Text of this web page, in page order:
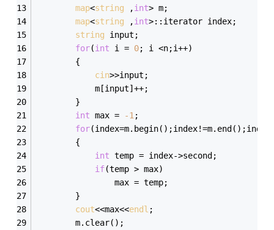
map<string ,int> m;
map<string ,int>::iterator index;
string input;
for(int i = 0; i <n;i++)
		{
cin>>input;
			m[input]++;
		}
int max = -1 ;
for
		{
int temp = index->second;
if(temp > max)
				max = temp;
		}
cout<<max<<endl ;
		m.clear();